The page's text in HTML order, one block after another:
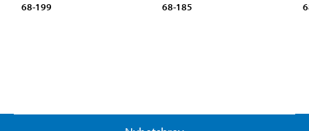
68-199 68-185